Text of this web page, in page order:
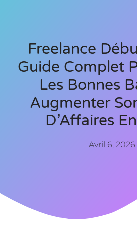
Freelance
Guide Complet
Les Bonnes
Augmenter
D’Affaires
Avril 6, 2026